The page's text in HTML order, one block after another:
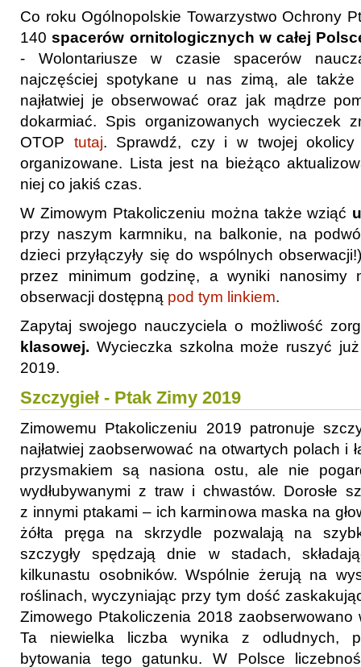
Co roku Ogólnopolskie Towarzystwo Ochrony
140spacerów ornitologicznych w całej
- Wolontariusze w czasie spacerów
najczęściej spotykane u nas zimą, ale
najłatwiej je obserwować oraz jak mądrze
dokarmiać. Spis organizowanych wycieczek
OTOP tutaj. Sprawdź, czy i w twojej okolicy
organizowane. Lista jest na bieżąco
niej co jakiś czas.
W Zimowym Ptakoliczeniu można także wziąć
przy naszym karmniku, na balkonie, na
dzieci przyłączyły się do wspólnych
przez minimum godzinę, a wyniki nanosimy
obserwacji dostępną pod tym linkiem.
Zapytaj swojego nauczyciela o możliwość
klasowej. Wycieczka szkolna może ruszyć
2019.
Szczygieł - Ptak Zimy 2019
Zimowemu Ptakoliczeniu 2019 patronuje
najłatwiej zaobserwować na otwartych polach i
przysmakiem są nasiona ostu, ale nie
wydłubywanymi z traw i chwastów. Dorosłe
z innymi ptakami – ich karminowa maska na
żółta pręga na skrzydle pozwalają na
szczygły spędzają dnie w stadach,
kilkunastu osobników. Wspólnie żerują na
roślinach, wyczyniając przy tym dość
Zimowego Ptakoliczenia 2018 zaobserwowano
Ta niewielka liczba wynika z odludnych,
bytowania tego gatunku. W Polsce